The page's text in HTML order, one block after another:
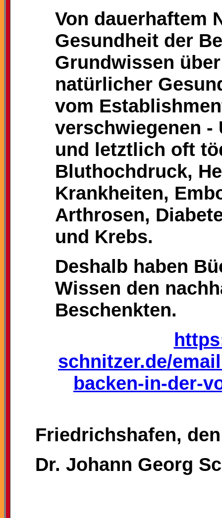
Von dauerhaftem
Gesundheit der
Grundwissen
natürlicher
vom
verschwiegenen -
und letztlich oft
Bluthochdruck,
Krankheiten,
Arthrosen,
und Krebs.
Deshalb haben
Wissen den
Beschenkten.
schnitzer.de/
backen-in-der-
Friedrichshafen,
Dr. Johann Georg